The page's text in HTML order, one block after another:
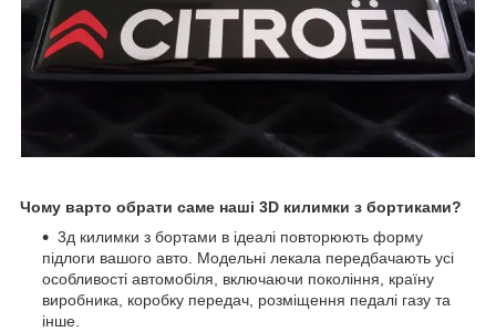
Чому варто обрати саме наші 3D килимки з бортиками?
3д килимки з бортами в ідеалі повторюють форму
підлоги вашого авто. Модельні лекала передбачають усі
особливості автомобіля, включаючи покоління, країну
виробника, коробку передач, розміщення педалі газу та
інше.